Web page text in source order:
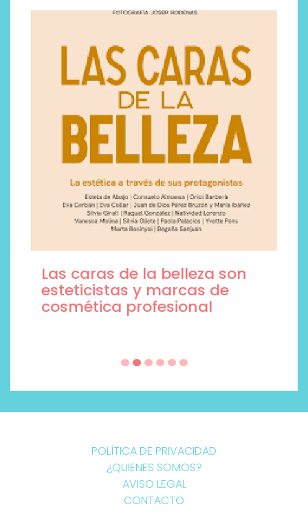
Las caras de la belleza son
esteticistas y marcas de
cosmética profesional
POLÍTICA DE PRIVACIDAD
¿QUIENES SOMOS?
AVISO LEGAL
CONTACTO